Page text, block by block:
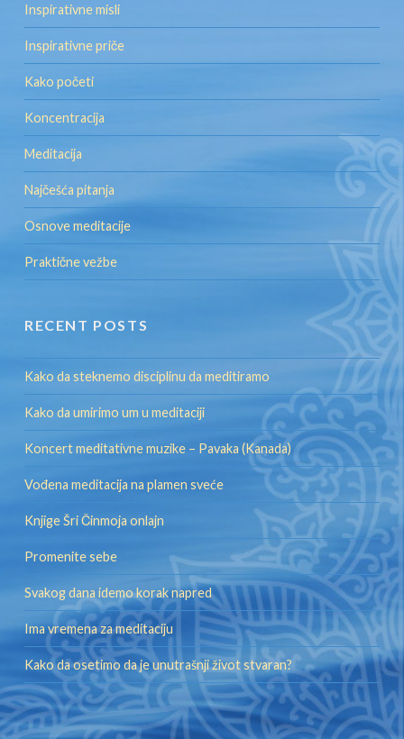
Inspirativne misli
Inspirativne priče
Kako početi
Koncentracija
Meditacija
Najčešća pitanja
Osnove meditacije
Praktične vežbe
RECENT POSTS
Kako da steknemo disciplinu da meditiramo
Kako da umirimo um u meditaciji
Koncert meditativne muzike – Pavaka (Kanada)
Vođena meditacija na plamen sveće
Knjige Šri Činmoja onlajn
Promenite sebe
Svakog dana idemo korak napred
Ima vremena za meditaciju
Kako da osetimo da je unutrašnji život stvaran?